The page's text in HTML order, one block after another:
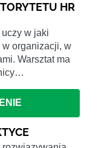
HR
w jaki
organizacji, w
Warsztat ma